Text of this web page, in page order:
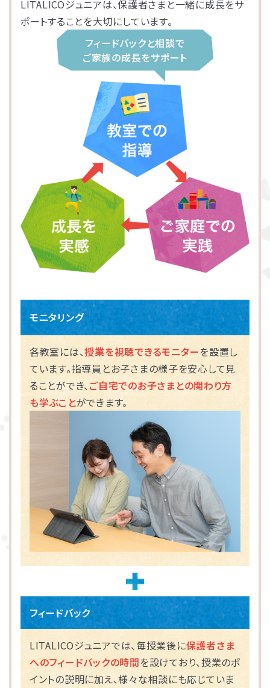
LITALICOジュニアは、保護者さまと一緒に成長をサ
ポートすることを大切にしています。
フィードバックと相談で
ご家族の成長をサポート
モニタリング
各教室には、授業を視聴できるモニターを設置し
ています。指導員とお子さまの様子を安心して見
ることができ、ご自宅でのお子さまとの関わり方
も学ぶことができます。
フィードバック
LITALICOジュニアでは、毎授業後に保護者さま
へのフィードバックの時間を設けており、授業のポ
イントの説明に加え、様々な相談にも応じていま
さいたま市北区
所沢市
越谷市
志木市
八王子市
町田市
品川区
江東区
立川市
杉並区
板橋区
荒川区
横浜市磯子区
川崎市多摩区
横浜市緑区
川崎市高津区
横浜市金沢区
横浜市中区
横浜市都筑区
横浜市西区
横浜市青葉区
相模原市
門真市向島町
大阪市東淀川区
枚方市
大阪市中央区
大阪市阿倍野区
大阪市北区
大阪市都島区